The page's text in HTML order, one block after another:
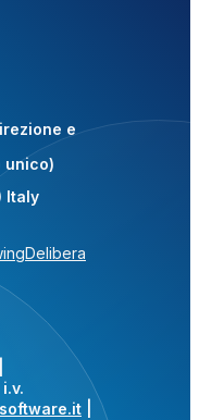
e
unico)
Italy
Delibera